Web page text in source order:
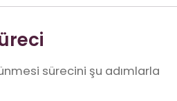
sürecini şu adımlarla